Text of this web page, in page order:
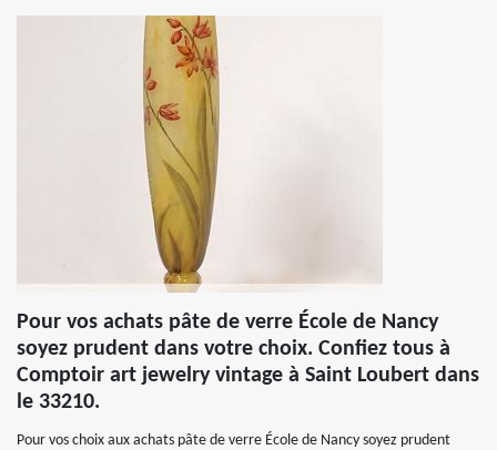
Pour vos achats pâte de verre École de Nancy
soyez prudent dans votre choix. Confiez tous à
Comptoir art jewelry vintage à Saint Loubert dans
le 33210.
Pour vos choix aux achats pâte de verre École de Nancy soyez prudent